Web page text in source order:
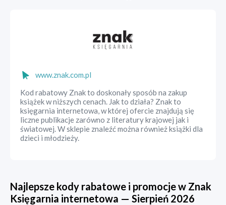
www.znak.com.pl
Kod rabatowy Znak to doskonały sposób na zakup
książek w niższych cenach. Jak to działa? Znak to
księgarnia internetowa, w której ofercie znajdują się
liczne publikacje zarówno z literatury krajowej jak i
światowej. W sklepie znaleźć można również książki dla
dzieci i młodzieży.
Najlepsze kody rabatowe i promocje w Znak
Księgarnia internetowa — Sierpień 2026